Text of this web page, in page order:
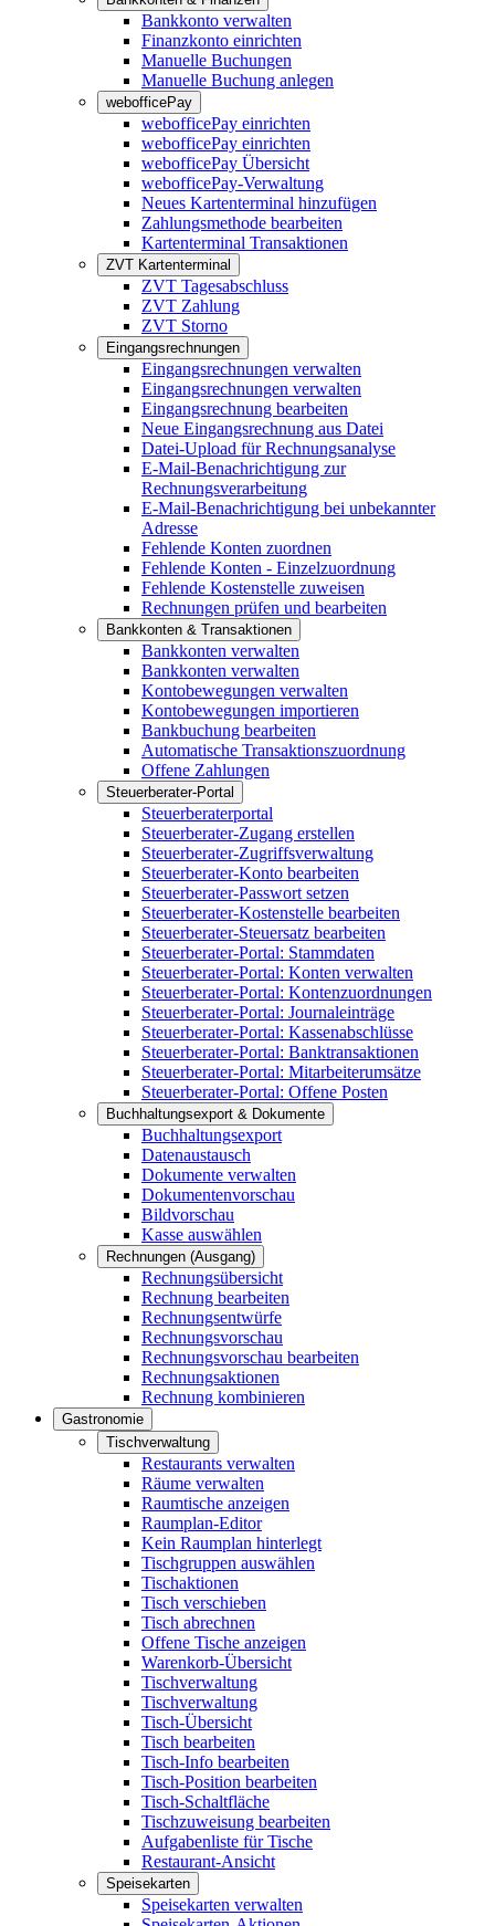
Bankkonto verwalten
Finanzkonto einrichten
Manuelle Buchungen
Manuelle Buchung anlegen
webofficePay
webofficePay einrichten
webofficePay einrichten
webofficePay Übersicht
webofficePay-Verwaltung
Neues Kartenterminal hinzufügen
Zahlungsmethode bearbeiten
Kartenterminal Transaktionen
ZVT Kartenterminal
ZVT Tagesabschluss
ZVT Zahlung
ZVT Storno
Eingangsrechnungen
Eingangsrechnungen verwalten
Eingangsrechnungen verwalten
Eingangsrechnung bearbeiten
Neue Eingangsrechnung aus Datei
Datei-Upload für Rechnungsanalyse
E-Mail-Benachrichtigung zur
Rechnungsverarbeitung
E-Mail-Benachrichtigung bei unbekannter
Adresse
Fehlende Konten zuordnen
Fehlende Konten - Einzelzuordnung
Fehlende Kostenstelle zuweisen
Rechnungen prüfen und bearbeiten
Bankkonten & Transaktionen
Bankkonten verwalten
Bankkonten verwalten
Kontobewegungen verwalten
Kontobewegungen importieren
Bankbuchung bearbeiten
Automatische Transaktionszuordnung
Offene Zahlungen
Steuerberater-Portal
Steuerberaterportal
Steuerberater-Zugang erstellen
Steuerberater-Zugriffsverwaltung
Steuerberater-Konto bearbeiten
Steuerberater-Passwort setzen
Steuerberater-Kostenstelle bearbeiten
Steuerberater-Steuersatz bearbeiten
Steuerberater-Portal: Stammdaten
Steuerberater-Portal: Konten verwalten
Steuerberater-Portal: Kontenzuordnungen
Steuerberater-Portal: Journaleinträge
Steuerberater-Portal: Kassenabschlüsse
Steuerberater-Portal: Banktransaktionen
Steuerberater-Portal: Mitarbeiterumsätze
Steuerberater-Portal: Offene Posten
Buchhaltungsexport & Dokumente
Buchhaltungsexport
Datenaustausch
Dokumente verwalten
Dokumentenvorschau
Bildvorschau
Kasse auswählen
Rechnungen (Ausgang)
Rechnungsübersicht
Rechnung bearbeiten
Rechnungsentwürfe
Rechnungsvorschau
Rechnungsvorschau bearbeiten
Rechnungsaktionen
Rechnung kombinieren
Gastronomie
Tischverwaltung
Restaurants verwalten
Räume verwalten
Raumtische anzeigen
Raumplan-Editor
Kein Raumplan hinterlegt
Tischgruppen auswählen
Tischaktionen
Tisch verschieben
Tisch abrechnen
Offene Tische anzeigen
Warenkorb-Übersicht
Tischverwaltung
Tischverwaltung
Tisch-Übersicht
Tisch bearbeiten
Tisch-Info bearbeiten
Tisch-Position bearbeiten
Tisch-Schaltfläche
Tischzuweisung bearbeiten
Aufgabenliste für Tische
Restaurant-Ansicht
Speisekarten
Speisekarten verwalten